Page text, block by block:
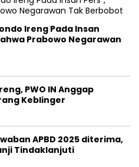
Ireng Pada Insan
Prabowo Negarawan
PWO IN Anggap
Keblinger
APBD 2025 diterima,
Tindaklanjuti